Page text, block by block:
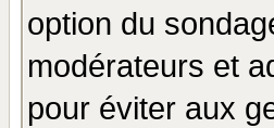
option du
modérateurs et
pour éviter aux